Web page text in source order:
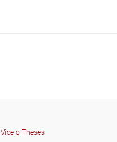
Více o Theses